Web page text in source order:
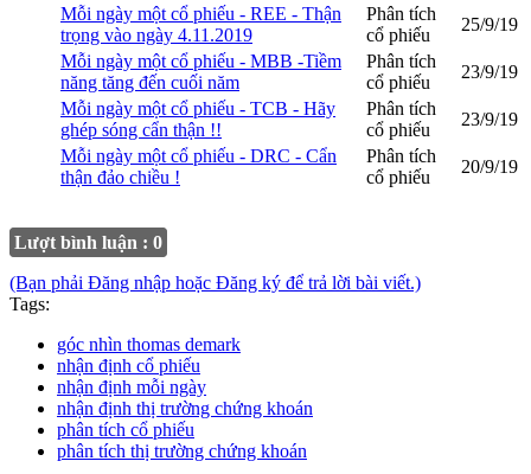
Mỗi ngày một cổ phiếu - REE - Thận
trọng vào ngày 4.11.2019
Phân tích
cổ phiếu
25/9/19
Mỗi ngày một cổ phiếu - MBB -Tiềm
năng tăng đến cuối năm
Phân tích
cổ phiếu
23/9/19
Mỗi ngày một cổ phiếu - TCB - Hãy
ghép sóng cẩn thận !!
Phân tích
cổ phiếu
23/9/19
Mỗi ngày một cổ phiếu - DRC - Cẩn
thận đảo chiều !
Phân tích
cổ phiếu
20/9/19
Lượt bình luận : 0
(Bạn phải Đăng nhập hoặc Đăng ký để trả lời bài viết.)
Tags:
góc nhìn thomas demark
nhận định cổ phiếu
nhận định mỗi ngày
nhận định thị trường chứng khoán
phân tích cổ phiếu
phân tích thị trường chứng khoán